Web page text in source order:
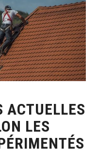
ACTUELLES
LES